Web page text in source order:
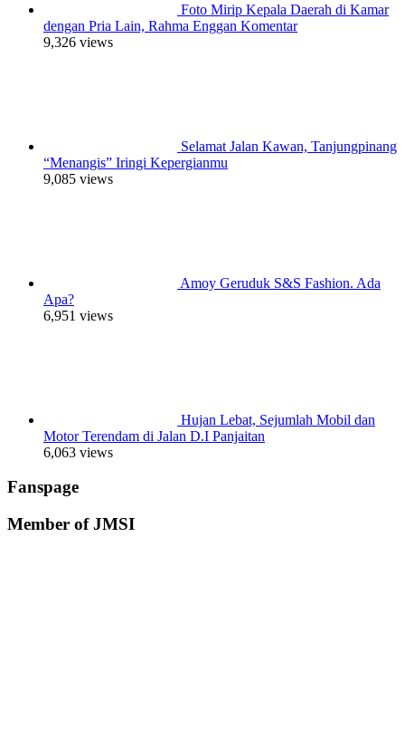
Foto Mirip Kepala Daerah di Kamar
dengan Pria Lain, Rahma Enggan Komentar
9,326 views
Selamat Jalan Kawan, Tanjungpinang
“Menangis” Iringi Kepergianmu
9,085 views
Amoy Geruduk S&S Fashion. Ada
Apa?
6,951 views
Hujan Lebat, Sejumlah Mobil dan
Motor Terendam di Jalan D.I Panjaitan
6,063 views
Fanspage
Member of JMSI